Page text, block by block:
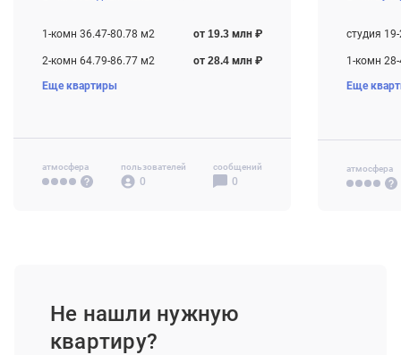
1-комн 36.47-80.78 м2 от 19.3 млн ₽
2-комн 64.79-86.77 м2 от 28.4 млн ₽
3-комн 71.89-115.4 м2
Еще квартиры
атмосфера пользователей
0
сообщений
0
студия
1-комн
2-комн
Еще
атмосфера
Не нашли нужную
квартиру?